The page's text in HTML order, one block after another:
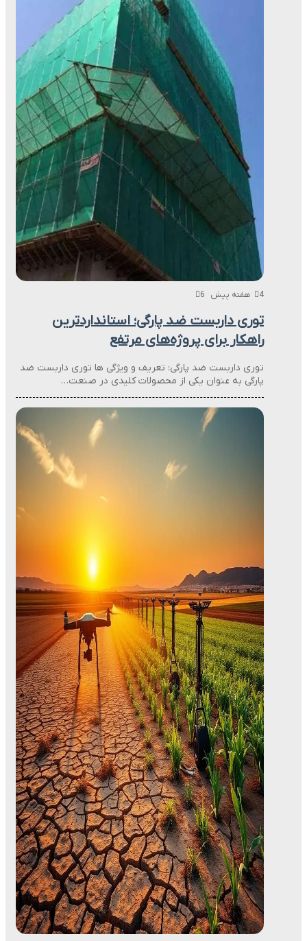
4 هفته پیش 6
توری داربست ضد پارگی؛ استانداردترین
راهکار برای پروژه‌های مرتفع
توری داربست ضد پارگی: تعریف و ویژگی ها توری داربست ضد
پارگی به عنوان یکی از محصولات کلیدی در صنعت…